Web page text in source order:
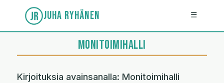
JUHA RYHÄNEN ☰
MONITOIMIHALLI
Kirjoituksia avainsanalla: Monitoimihalli